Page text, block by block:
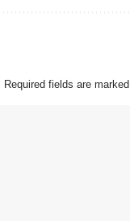
Required fields are marked